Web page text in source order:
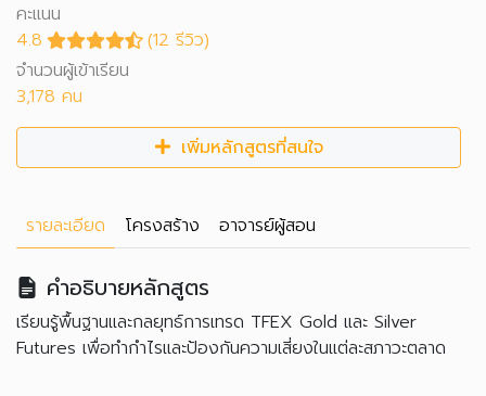
คะแนน
4.8
(12 รีวิว)
จำนวนผู้เข้าเรียน
3,178 คน
เพิ่มหลักสูตรที่สนใจ
รายละเอียด โครงสร้าง อาจารย์ผู้สอน
คำอธิบายหลักสูตร
เรียนรู้พื้นฐานและกลยุทธ์การเทรด TFEX Gold และ Silver
Futures เพื่อทำกำไรและป้องกันความเสี่ยงในแต่ละสภาวะตลาด